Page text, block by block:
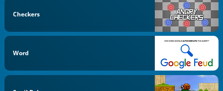
Checkers
Word